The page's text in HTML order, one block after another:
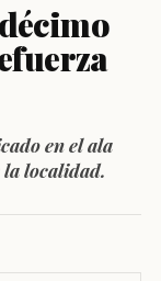
en el ala
la localidad.